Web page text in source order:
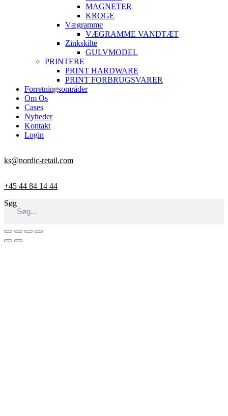
MAGNETER
KROGE
Vægramme
VÆGRAMME VANDTÆT
Zinkskilte
GULVMODEL
PRINTERE
PRINT HARDWARE
PRINT FORBRUGSVARER
Forretningsområder
Om Os
Cases
Nyheder
Kontakt
Login
ks@nordic-retail.com
+45 44 84 14 44
Søg